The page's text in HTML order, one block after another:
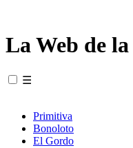
La Web de
☰
Primitiva
Bonoloto
El Gordo